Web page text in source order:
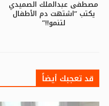
مصطفى عبدالملك الصميدي
يكتب “اشتهت دم الأطفال
لتنمو!!”
قد تعجبك أيضاً